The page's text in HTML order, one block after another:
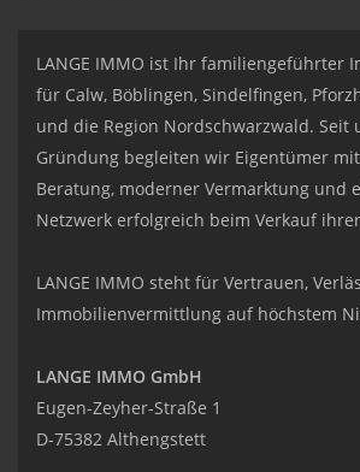
LANGE IMMO ist Ihr familiengeführter
für Calw, Böblingen, Sindelfingen,
und die Region Nordschwarzwald. Seit
Gründung begleiten wir Eigentümer
Beratung, moderner Vermarktung und
Netzwerk erfolgreich beim Verkauf
LANGE IMMO steht für Vertrauen,
Immobilienvermittlung auf höchstem
LANGE IMMO GmbH
Eugen-Zeyher-Straße 1
D-75382 Althengstett